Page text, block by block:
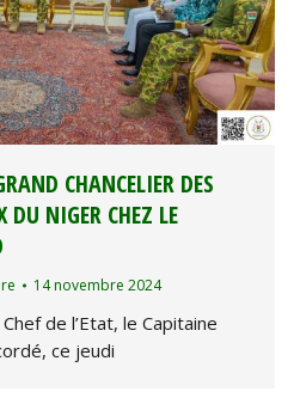
CHANCELIER DES
DU NIGER CHEZ LE
14 novembre 2024
de l’Etat, le Capitaine
ce jeudi